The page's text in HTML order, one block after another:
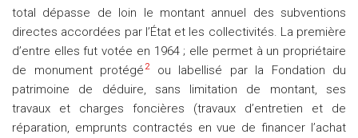
total dépasse de loin le montant annuel des subventions
directes accordées par l’État et les collectivités. La première
d’entre elles fut votée en 1964 ; elle permet à un propriétaire
de monument protégé 2ou labellisé par la Fondation du
patrimoine de déduire, sans limitation de montant, ses
travaux et charges foncières (travaux d’entretien et de
réparation, emprunts contractés en vue de financer l’achat